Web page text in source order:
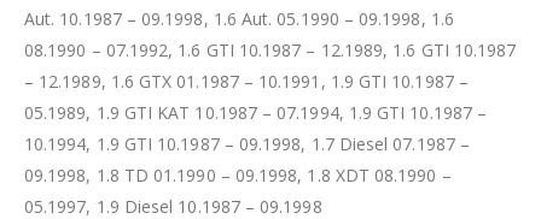
Aut. 10.1987 – 09.1998, 1.6 Aut. 05.1990 – 09.1998, 1.6
08.1990 – 07.1992, 1.6 GTI 10.1987 – 12.1989, 1.6 GTI 10.1987
– 12.1989, 1.6 GTX 01.1987 – 10.1991, 1.9 GTI 10.1987 –
05.1989, 1.9 GTI KAT 10.1987 – 07.1994, 1.9 GTI 10.1987 –
10.1994, 1.9 GTI 10.1987 – 09.1998, 1.7 Diesel 07.1987 –
09.1998, 1.8 TD 01.1990 – 09.1998, 1.8 XDT 08.1990 –
05.1997, 1.9 Diesel 10.1987 – 09.1998